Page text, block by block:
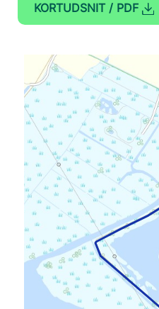
KORTUDSNIT / PDF